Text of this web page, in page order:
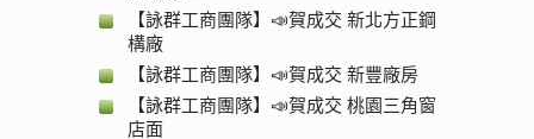
【詠群工商團隊】📣賀成交 新北方正鋼
構廠
【詠群工商團隊】📣賀成交 新豐廠房
【詠群工商團隊】📣賀成交 桃園三角窗
店面